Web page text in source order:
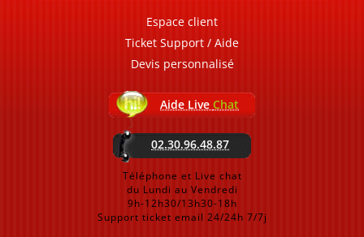
Espace client
Ticket Support / Aide
Devis personnalisé
Aide Live Chat
02.30.96.48.87
Téléphone et Live chat
du Lundi au Vendredi
9h-12h30/13h30-18h
Support ticket email 24/24h 7/7j